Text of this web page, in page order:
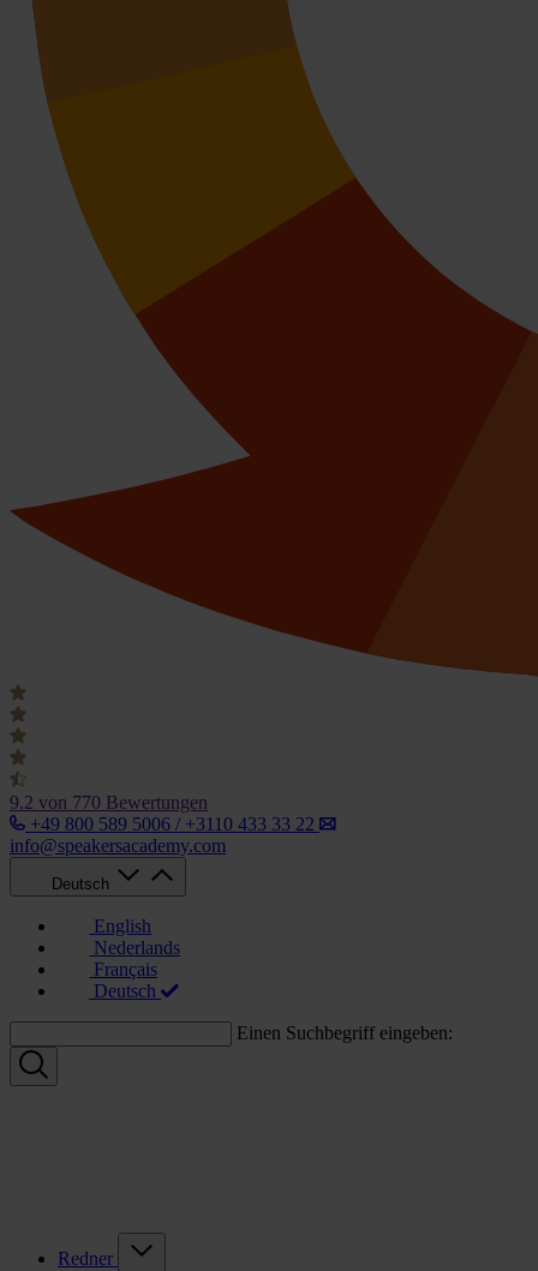
9.2 von 770 Bewertungen
+49 800 589 5006 / +3110 433 33 22
info@speakersacademy.com
Deutsch
English
Nederlands
Français
Deutsch
Einen Suchbegriff eingeben:
Redner